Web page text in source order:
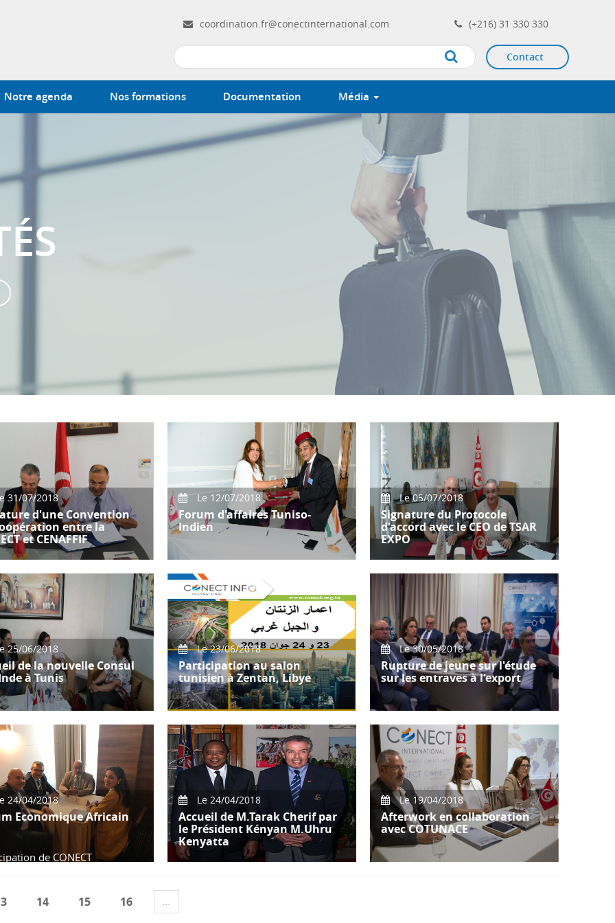
coordination.fr@conectinternational.com (+216) 31 330 330
Apply Contact
Notre agenda Nos formations Documentation Média
31/07/2018
d'une Convention
entre la
et CENAFFIF
Le 12/07/2018
Forum d'affaires Tuniso-
Indien
délégation commerciale de la
Confédération de l'Industrie
Indienne-CI
Le 05/07/2018
Signature du Protocole
d'accord avec le CEO de TSAR
EXPO
Signature du Protocole d'accord
25/06/2018
de la nouvelle Consul
à Tunis
Consul de l'Inde à Tunis
Le 23/06/2018
Participation au salon
tunisien à Zentan, Libye
International au Salon Tunisien
qui aura lieu le 23 et 24 juin
2018 à Zen
Le 30/05/2018
Rupture de jeune sur l'étude
sur les entraves à l'export
en collaboration avec GIZ
une manifestation sous forme
d’une rupt
24/04/2018
Economique Africain
de CONECT
Le 24/04/2018
Accueil de M.Tarak Cherif par
le Président Kényan M.Uhru
Kenyatta
Avril 2018, M.Tarak Cherif
reçu pa
Le 19/04/2018
Afterwork en collaboration
avec COTUNACE
14 15 16 …